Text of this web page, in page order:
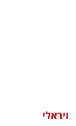
וצרכנות
ויראלי